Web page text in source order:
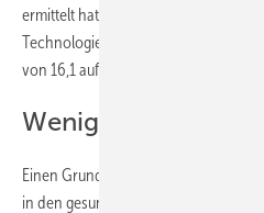
ermittelt hat. So sank der Umsatz über
Technologien – inklusive
von 16,1 auf 12,5 Milliarden Euro.
Weniger
Einen Grund für den
in den gesunkenen Preisen für